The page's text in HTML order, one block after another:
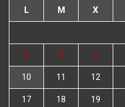
L M X
3 4 5
10 11 12
17 18 19